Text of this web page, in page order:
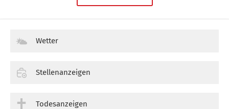
Wetter
Stellenanzeigen
Todesanzeigen